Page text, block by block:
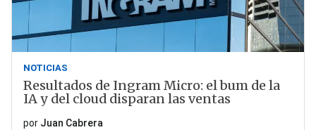
NOTICIAS
Resultados de Ingram Micro: el bum de la
IA y del cloud disparan las ventas
por Juan Cabrera